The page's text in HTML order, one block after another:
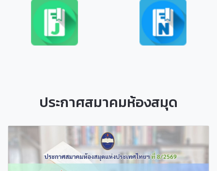
ประกาศสมาคมห้องสมุด